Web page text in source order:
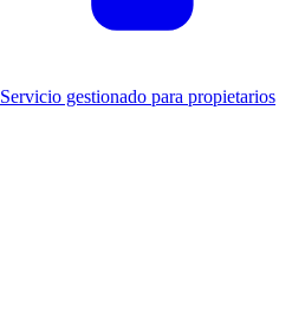
Servicio gestionado para propietarios